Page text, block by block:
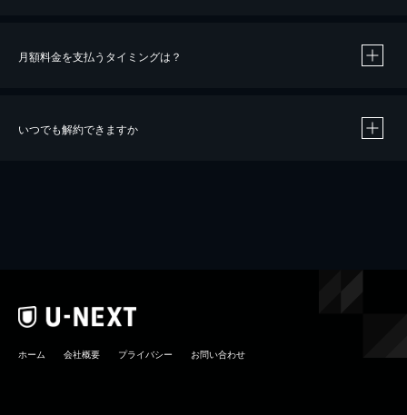
※40％ポイント還元の対象は、クレジットカード決済による作品の購入 / レンタルです。
月額料金を支払うタイミングは？
いつでも解約できますか
ホーム 会社概要 プライバシー お問い合わせ